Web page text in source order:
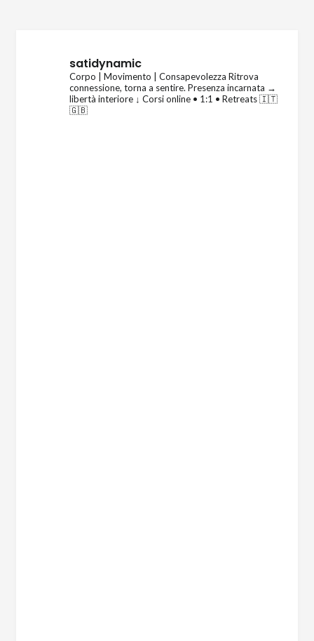
satidynamic
Corpo | Movimento | Consapevolezza Ritrova
connessione, torna a sentire. Presenza incarnata →
libertà interiore↓ Corsi online • 1:1 • Retreats 🇮🇹
🇬🇧